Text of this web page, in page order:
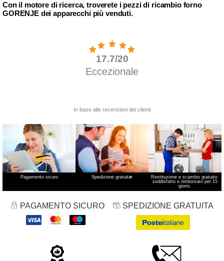
Con il motore di ricerca, troverete i pezzi di ricambio forno
GORENJE dei apparecchi più venduti.
Pagamento sicuro Spedizione gratuita*
Restituzione e scambio gratuito:
soddisfatto o rimborsato per 15
giorni.
PAGAMENTO SICURO SPEDIZIONE GRATUITA